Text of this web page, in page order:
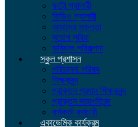
ফটো গ্যালারী
ভিডিও গ্যালারী
আমাদের সফলতা
সুযোগ সুবিধা
ভবিষ্যৎ পরিকল্পনা
স্কুল প্রশাসন
পরিচালনা পরিষদ
শিক্ষকবৃন্দ
প্রাক্তন প্রধান শিক্ষকবৃন্দ
প্রাক্তন সভাপতিবৃন্দ
কর্মকর্তা কর্মচারী
একাডেমিক কার্যক্রম